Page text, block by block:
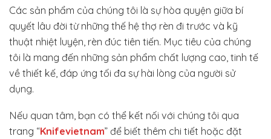
Các sản phẩm của chúng tôi là sự hòa quyện giữa bí
quyết lâu đời từ những thế hệ thợ rèn đi trước và kỹ
thuật nhiệt luyện, rèn đúc tiên tiến. Mục tiêu của chúng
tôi là mang đến những sản phẩm chất lượng cao, tinh tế
về thiết kế, đáp ứng tối đa sự hài lòng của người sử
dụng.
Nếu quan tâm, bạn có thể kết nối với chúng tôi qua
trang “Knifevietnam” để biết thêm chi tiết hoặc đặt